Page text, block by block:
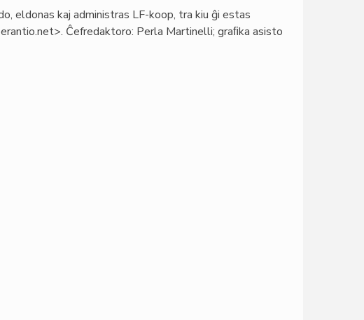
eldonas kaj administras LF-koop, tra kiu ĝi estas
Ĉefredaktoro: Perla Martinelli; graﬁka asisto